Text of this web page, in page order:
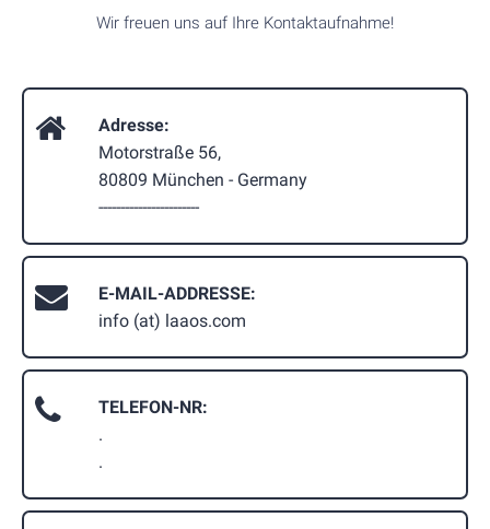
Wir freuen uns auf Ihre Kontaktaufnahme!
Adresse:
Motorstraße 56,
80809 München - Germany
-----------------------
E-MAIL-ADDRESSE:
info (at) laaos.com
TELEFON-NR:
.
.